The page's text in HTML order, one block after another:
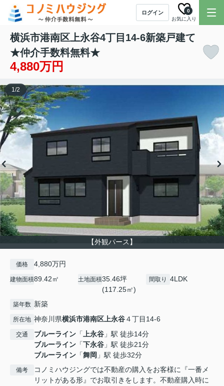
ログイン
お気に入り
0
横浜市港南区上永谷4丁目14-6新築戸建て
★仲介手数料無料★
4,880万円
【外観パース】
1/2
価格 4,880万円
建物面積89.42㎡ 土地面積35.46坪
(117.25㎡)
間取り 4LDK
築年数 新築
所在地 神奈川県横浜市港南区上永谷４丁目14-6
交通 ブルーライン 「上永谷 」駅 徒歩14分
ブルーライン 「下永谷 」駅 徒歩21分
ブルーライン 「舞岡 」駅 徒歩32分
備考
コノミハウジングでは不動産の購入をお客様に『一番メ
リットがある形』でお取引きをします。不動産購入時に